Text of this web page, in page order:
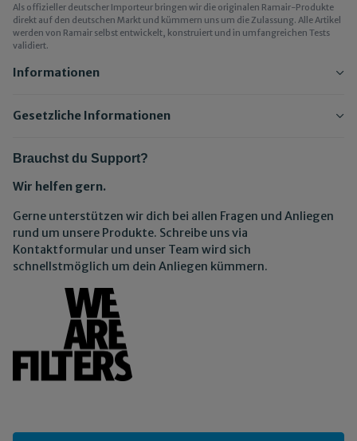
Als offizieller deutscher Importeur bringen wir die originalen Ramair-Produkte
direkt auf den deutschen Markt und kümmern uns um die Zulassung. Alle Artikel
werden von Ramair selbst entwickelt, konstruiert und in umfangreichen Tests
validiert.
Informationen
Gesetzliche Informationen
Brauchst du Support?
Wir helfen gern.
Gerne unterstützen wir dich bei allen Fragen und Anliegen
rund um unsere Produkte. Schreibe uns via
Kontaktformular und unser Team wird sich
schnellstmöglich um dein Anliegen kümmern.